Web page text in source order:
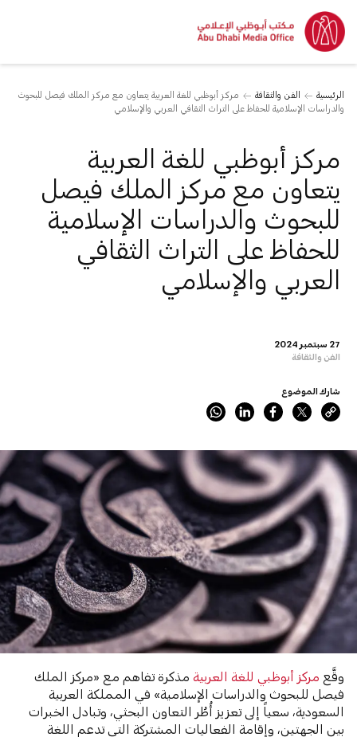
الرئيسية الفن والثقافة
مركز أبوظبي للغة العربية يتعاون مع مركز الملك فيصل للبحوث
والدراسات الإسلامية للحفاظ على التراث الثقافي العربي والإسلامي
27 سبتمبر 2024
الفن والثقافة
مركز أبوظبي للغة العربية
يتعاون مع مركز الملك فيصل
للبحوث والدراسات الإسلامية
للحفاظ على التراث الثقافي
العربي والإسلامي
شارك الموضوع
وقَّع مركز أبوظبي للغة العربيةمذكرة تفاهم مع «مركز الملك
فيصل للبحوث والدراسات الإسلامية» في المملكة العربية
السعودية، سعياً إلى تعزيز أُطُر التعاون البحثي، وتبادل الخبرات
بين الجهتين، وإقامة الفعاليات المشتركة التي تدعم اللغة